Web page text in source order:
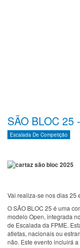
SÃO BLOC 25
Escalada De Competição
Vai realiza-se nos dias 25
O SÃO BLOC 25 é uma
modelo Open, integrada
de Escalada da FPME.
atletas, nacionais ou
não. Este evento incluirá